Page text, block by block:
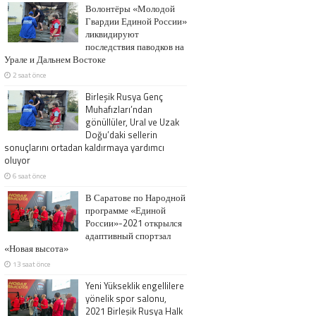
Волонтёры «Молодой
Гвардии Единой России»
ликвидируют
последствия паводков на
Урале и Дальнем Востоке
2 saat önce
Birleşik Rusya Genç
Muhafızları’ndan
gönüllüler, Ural ve Uzak
Doğu’daki sellerin
sonuçlarını ortadan kaldırmaya yardımcı
oluyor
6 saat önce
В Саратове по Народной
программе «Единой
России»-2021 открылся
адаптивный спортзал
«Новая высота»
13 saat önce
Yeni Yükseklik engellilere
yönelik spor salonu,
2021 Birleşik Rusya Halk